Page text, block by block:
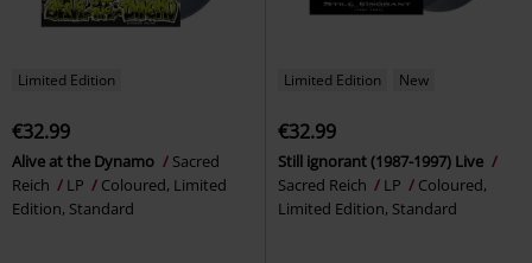
Limited Edition
€32.99
Alive at the Dynamo
Sacred
Reich
LP
Coloured, Limited
Edition, Standard
Limited Edition New
€32.99
Still ignorant (1987-1997) Live
Sacred Reich
LP
Coloured,
Limited Edition, Standard